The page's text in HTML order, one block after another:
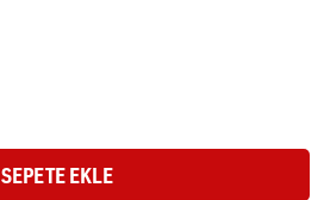
SEPETE EKLE